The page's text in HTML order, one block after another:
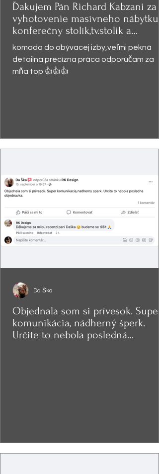
Ďakujem Pán Richard Kabzani za
vyhotovenie masívneho nábytku -
konferečny stolík,tv.stolik a
presklená
komoda do obývacej izby,veľmi pekná
detailna precízna práca odporúčam za
mňa top 👍👍👍
Objednala som si prívesok. Super
komunikácia, nádherný šperk.
Určite to nebola posledná
Da Ška